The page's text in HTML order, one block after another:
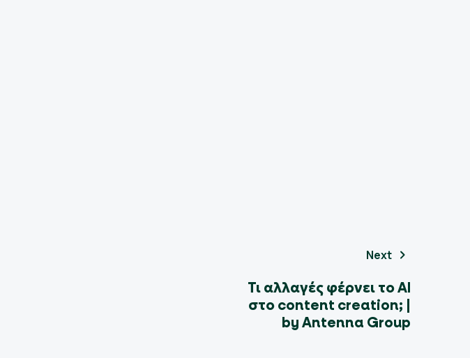
Next
Τι αλλαγές φέρνει το AI
στο content creation; |
by Antenna Group